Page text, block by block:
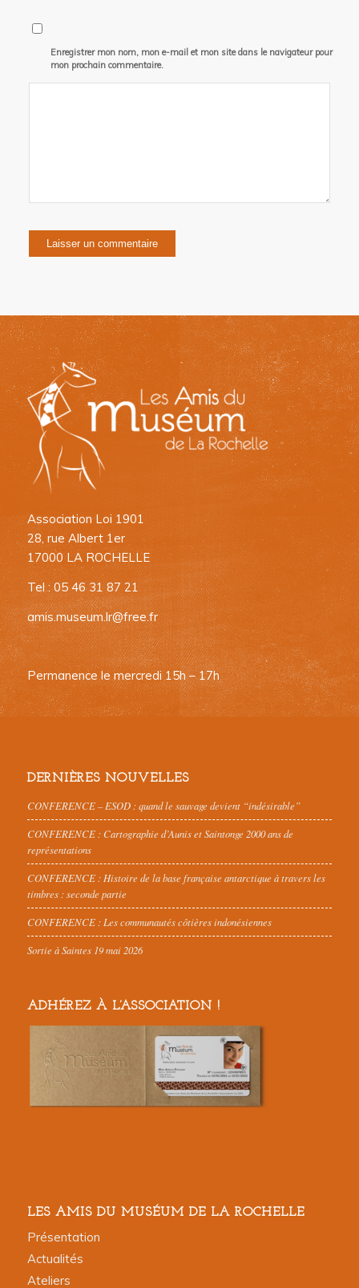
Enregistrer mon nom, mon e-mail et mon site dans le navigateur pour
mon prochain commentaire.
Association Loi 1901
28, rue Albert 1er
17000 LA ROCHELLE
Tel : 05 46 31 87 21
amis.museum.lr@free.fr
Permanence le mercredi 15h – 17h
DERNIÈRES NOUVELLES
CONFERENCE – ESOD : quand le sauvage devient “indésirable”
CONFERENCE : Cartographie d’Aunis et Saintonge 2000 ans de
représentations
CONFERENCE : Histoire de la base française antarctique à travers les
timbres : seconde partie
CONFERENCE : Les communautés côtières indonésiennes
Sortie à Saintes 19 mai 2026
ADHÉREZ À L’ASSOCIATION !
LES AMIS DU MUSÉUM DE LA ROCHELLE
Présentation
Actualités
Ateliers